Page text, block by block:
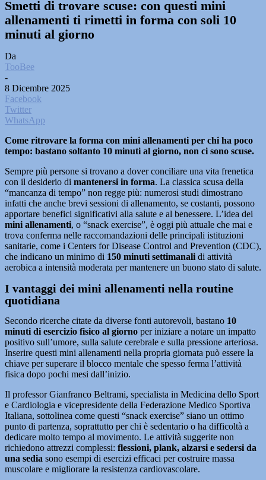
Smetti di trovare scuse: con questi mini
allenamenti ti rimetti in forma con soli 10
minuti al giorno
Da
TooBee
-
8 Dicembre 2025
Facebook
Twitter
WhatsApp
Come ritrovare la forma con mini allenamenti per chi ha poco
tempo: bastano soltanto 10 minuti al giorno, non ci sono scuse.
Sempre più persone si trovano a dover conciliare una vita frenetica
con il desiderio di mantenersi in forma. La classica scusa della
“mancanza di tempo” non regge più: numerosi studi dimostrano
infatti che anche brevi sessioni di allenamento, se costanti, possono
apportare benefici significativi alla salute e al benessere. L’idea dei
mini allenamenti, o “snack exercise”, è oggi più attuale che mai e
trova conferma nelle raccomandazioni delle principali istituzioni
sanitarie, come i Centers for Disease Control and Prevention (CDC),
che indicano un minimo di 150 minuti settimanali di attività
aerobica a intensità moderata per mantenere un buono stato di salute.
I vantaggi dei mini allenamenti nella routine
quotidiana
Secondo ricerche citate da diverse fonti autorevoli, bastano 10
minuti di esercizio fisico al giorno per iniziare a notare un impatto
positivo sull’umore, sulla salute cerebrale e sulla pressione arteriosa.
Inserire questi mini allenamenti nella propria giornata può essere la
chiave per superare il blocco mentale che spesso ferma l’attività
fisica dopo pochi mesi dall’inizio.
Il professor Gianfranco Beltrami, specialista in Medicina dello Sport
e Cardiologia e vicepresidente della Federazione Medico Sportiva
Italiana, sottolinea come questi “snack exercise” siano un ottimo
punto di partenza, soprattutto per chi è sedentario o ha difficoltà a
dedicare molto tempo al movimento. Le attività suggerite non
richiedono attrezzi complessi: flessioni, plank, alzarsi e sedersi da
una sedia sono esempi di esercizi efficaci per costruire massa
muscolare e migliorare la resistenza cardiovascolare.